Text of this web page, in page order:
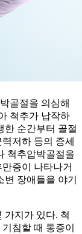
골절을 의심해
척추가 납작하
한 순간부터 골절
저하 등의 증세
척추압박골절을
증이 나타나거
장애들을 야기
가지가 있다. 척
침할 때 통증이